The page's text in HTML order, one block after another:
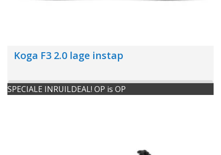
Koga F3 2.0 lage instap
SPECIALE INRUILDEAL! OP is OP